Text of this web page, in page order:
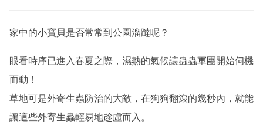
家中的小寶貝是否常常到公園溜躂呢？
眼看時序已進入春夏之際，濕熱的氣候讓蟲蟲軍團開始伺機
而動！
草地可是外寄生蟲防治的大敵，在狗狗翻滾的幾秒內，就能
讓這些外寄生蟲輕易地趁虛而入。